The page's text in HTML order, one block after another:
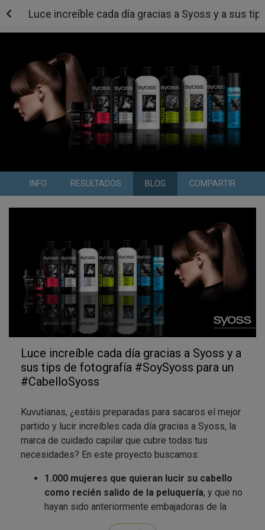
Luce increíble cada día gracias a Syoss y a sus
INFO RESULTADOS BLOG COMPARTIR
Luce increíble cada día gracias a Syoss y a
sus tips de fotografía #SoySyoss para un
#CabelloSyoss
Kuvutianas, ¿estáis preparadas para sacaros el mejor
partido y lucir increíbles cada día gracias a Syoss, la
marca de cuidado capilar que cubre todas tus
necesidades? En este proyecto buscamos:
1.000 mujeres que quieran lucir su cabello
como recién salido de la peluquería, y que no
hayan sido anteriormente embajadoras de la